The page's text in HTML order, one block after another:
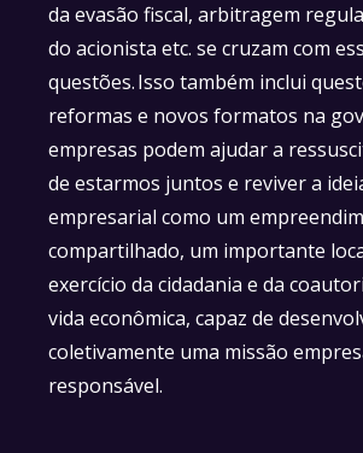
da evasão fiscal, arbitragem
do acionista etc. se cruzam com
questões. Isso também inclui
reformas e novos formatos na
empresas podem ajudar a
de estarmos juntos e reviver a
empresarial como um
compartilhado, um importante
exercício da cidadania e da
vida econômica, capaz de
coletivamente uma missão
responsável.